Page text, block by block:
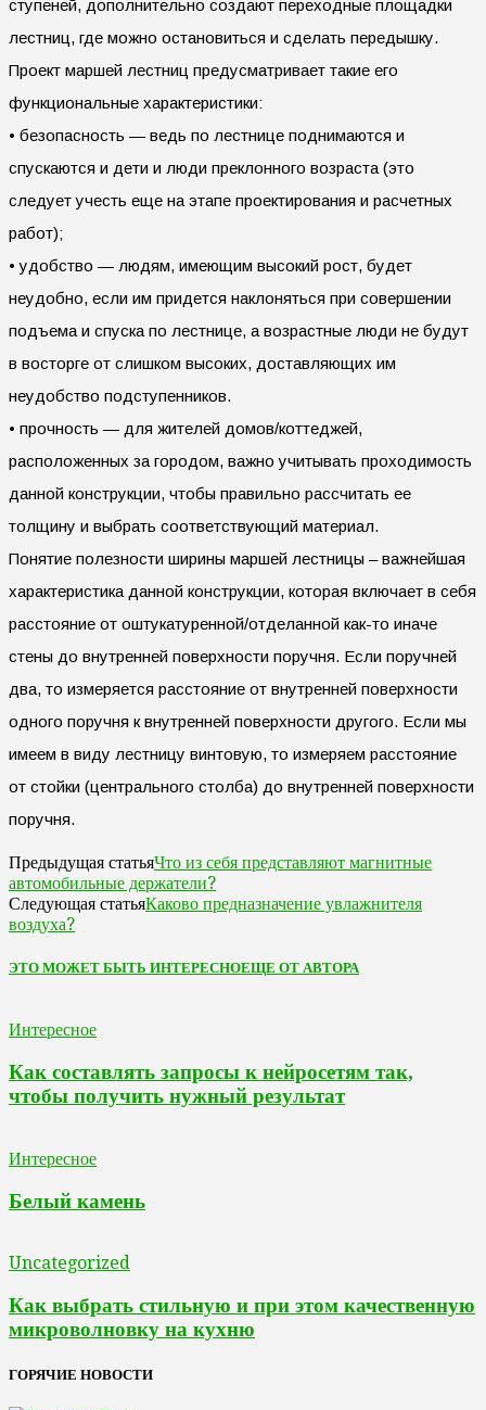
ступеней, дополнительно создают переходные площадки
лестниц, где можно остановиться и сделать передышку.
Проект маршей лестниц предусматривает такие его
функциональные характеристики:
• безопасность — ведь по лестнице поднимаются и
спускаются и дети и люди преклонного возраста (это
следует учесть еще на этапе проектирования и расчетных
работ);
• удобство — людям, имеющим высокий рост, будет
неудобно, если им придется наклоняться при совершении
подъема и спуска по лестнице, а возрастные люди не будут
в восторге от слишком высоких, доставляющих им
неудобство подступенников.
• прочность — для жителей домов/коттеджей,
расположенных за городом, важно учитывать проходимость
данной конструкции, чтобы правильно рассчитать ее
толщину и выбрать соответствующий материал.
Понятие полезности ширины маршей лестницы – важнейшая
характеристика данной конструкции, которая включает в себя
расстояние от оштукатуренной/отделанной как-то иначе
стены до внутренней поверхности поручня. Если поручней
два, то измеряется расстояние от внутренней поверхности
одного поручня к внутренней поверхности другого. Если мы
имеем в виду лестницу винтовую, то измеряем расстояние
от стойки (центрального столба) до внутренней поверхности
поручня.
Предыдущая статьяЧто из себя представляют магнитные
автомобильные держатели?
Следующая статьяКаково предназначение увлажнителя
воздуха?
ЭТО МОЖЕТ БЫТЬ ИНТЕРЕСНОЕЩЕ ОТ АВТОРА
Интересное
Как составлять запросы к нейросетям так,
чтобы получить нужный результат
Интересное
Белый камень
Uncategorized
Как выбрать стильную и при этом качественную
микроволновку на кухню
ГОРЯЧИЕ НОВОСТИ